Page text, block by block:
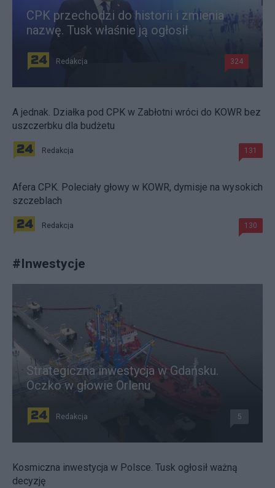
CPK przechodzi do historii i zmienia
nazwę. Tusk właśnie ją ogłosił
Redakcja 324
A jednak. Działka pod CPK w Zabłotni wróci do KOWR bez
uszczerbku dla budżetu
Redakcja 131
Afera CPK. Poleciały głowy w KOWR, dymisje na wysokich
szczeblach
Redakcja 130
#Inwestycje
Strategiczna inwestycja w Gdańsku.
Oczko w głowie Orlenu
Redakcja 5
Kosmiczna inwestycja w Polsce. Tusk ogłosił ważną
decyzję